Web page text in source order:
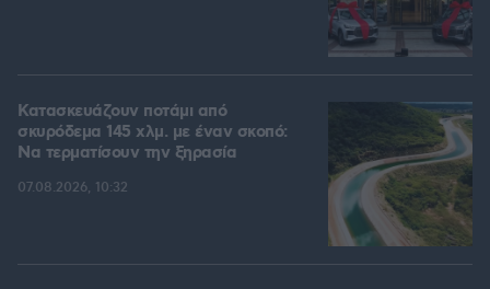
Κατασκευάζουν ποτάμι από
σκυρόδεμα 145 χλμ. με έναν σκοπό:
Να τερματίσουν την ξηρασία
07.08.2026, 10:32